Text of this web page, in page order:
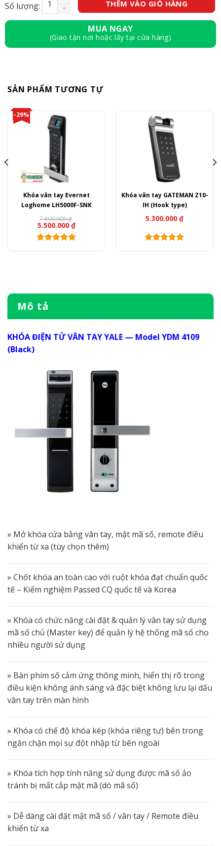
Số lượng: THÊM VÀO GIỎ HÀNG
MUA NGAY
(Giao tận nơi hoặc lấy tại cửa hàng)
SẢN PHẨM TƯƠNG TỰ
-29%
Khóa vân tay Evernet
Loghome LH5000F-SNK
7.800.000₫
Giá
gốc
là:
7.800.000 ₫.
5.500.000₫
Giá
hiện
tại
là:
Khóa vân tay GATEMAN Z10-
IH (Hook type)
5.300.000 ₫
Mô tả
KHÓA ĐIỆN TỬ VÂN TAY YALE — Model YDM 4109
(Black)
» Mở khóa cửa bằng vân tay, mật mã số, remote điều
khiển từ xa (tùy chọn thêm)
» Chốt khóa an toàn cao với ruột khóa đạt chuẩn quốc
tế – Kiểm nghiệm Passed CQ quốc tế và Korea
» Khóa có chức năng cài đặt & quản lý vân tay sử dụng
mã số chủ (Master key) để quản lý hệ thống mã số cho
nhiều người sử dụng
» Bàn phím số cảm ứng thông minh, hiển thị rõ trong
điều kiện không ánh sáng và đặc biệt không lưu lại dấu
vân tay trên màn hình
» Khóa có chế độ khóa kép (khóa riêng tư) bên trong
ngăn chặn mọi sự đột nhập từ bên ngoài
» Khóa tích hợp tính năng sử dụng được mã số ảo
tránh bị mất cắp mật mã (dò mã số)
» Dễ dàng cài đặt mật mã số / vân tay / Remote điều
khiển từ xa